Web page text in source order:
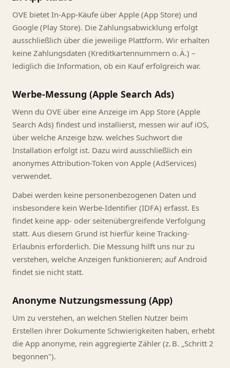
OVE bietet In-App-Käufe über Apple (App Store) und
Google (Play Store). Die Zahlungsabwicklung erfolgt
ausschließlich über die jeweilige Plattform. Wir erhalten
keine Zahlungsdaten (Kreditkartennummern o. Ä.) –
lediglich die Information, ob ein Kauf erfolgreich war.
Werbe-Messung (Apple Search Ads)
Wenn du OVE über eine Anzeige im App Store (Apple
Search Ads) findest und installierst, messen wir auf iOS,
über welche Anzeige bzw. welches Suchwort die
Installation erfolgt ist. Dazu wird ausschließlich ein
anonymes Attribution-Token von Apple (AdServices)
verwendet.
Dabei werden keine personenbezogenen Daten und
insbesondere kein Werbe-Identifier (IDFA) erfasst. Es
findet keine app- oder seitenübergreifende Verfolgung
statt. Aus diesem Grund ist hierfür keine Tracking-
Erlaubnis erforderlich. Die Messung hilft uns nur zu
verstehen, welche Anzeigen funktionieren; auf Android
findet sie nicht statt.
Anonyme Nutzungsmessung (App)
Um zu verstehen, an welchen Stellen Nutzer beim
Erstellen ihrer Dokumente Schwierigkeiten haben, erhebt
die App anonyme, rein aggregierte Zähler (z. B. „Schritt 2
begonnen").